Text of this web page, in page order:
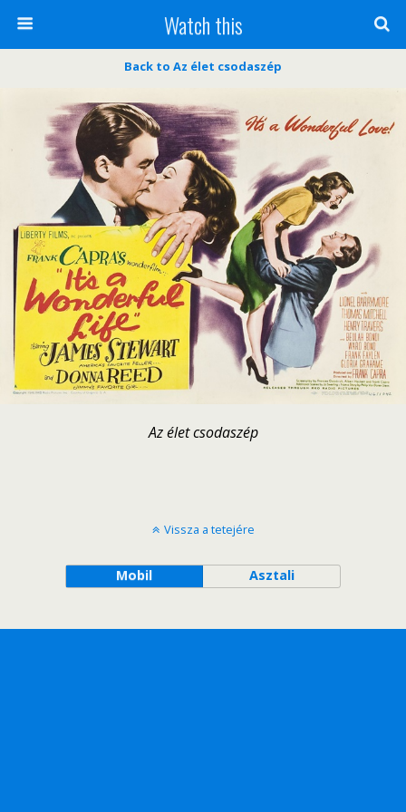
Watch this
Back to Az élet csodaszép
Az élet csodaszép
Vissza a tetejére
Mobil Asztali